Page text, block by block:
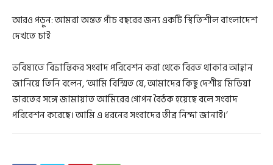
আরও পড়ুন: আমরা অন্তত পাঁচ বছরের জন্য একটি স্থিতিশীল বাংলাদেশ
দেখতে চাই
ভবিষ্যতে বিভ্রান্তিকর সংবাদ পরিবেশন করা থেকে বিরত থাকার আহ্বান
জানিয়ে তিনি বলেন, ‘আমি বিস্মিত যে, আমাদের কিছু দেশীয় মিডিয়া
ভারতের সঙ্গে জামায়াত আমিরের গোপন বৈঠক হয়েছে বলে সংবাদ
পরিবেশন করেছে। আমি এ ধরনের সংবাদের তীব্র নিন্দা জানাই।’